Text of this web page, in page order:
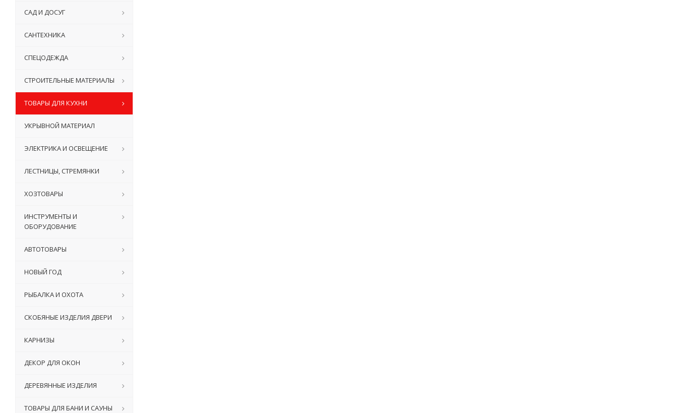
САД И ДОСУГ
САНТЕХНИКА
СПЕЦОДЕЖДА
СТРОИТЕЛЬНЫЕ МАТЕРИАЛЫ
ТОВАРЫ ДЛЯ КУХНИ
УКРЫВНОЙ МАТЕРИАЛ
ЭЛЕКТРИКА И ОСВЕЩЕНИЕ
ЛЕСТНИЦЫ, СТРЕМЯНКИ
ХОЗТОВАРЫ
ИНСТРУМЕНТЫ И
ОБОРУДОВАНИЕ
АВТОТОВАРЫ
НОВЫЙ ГОД
РЫБАЛКА И ОХОТА
СКОБЯНЫЕ ИЗДЕЛИЯ ДВЕРИ
КАРНИЗЫ
ДЕКОР ДЛЯ ОКОН
ДЕРЕВЯННЫЕ ИЗДЕЛИЯ
ТОВАРЫ ДЛЯ БАНИ И САУНЫ